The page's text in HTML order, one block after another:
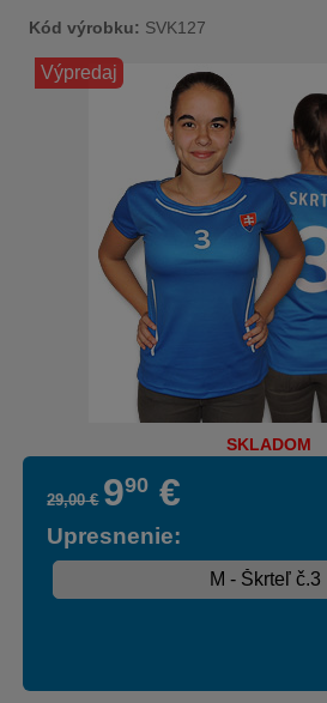
Kód výrobku: SVK127
Výpredaj
SKLADOM
29,00€ 990 €
Upresnenie: